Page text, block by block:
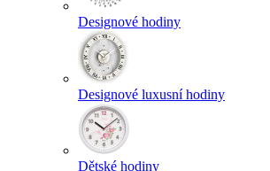
Designové hodiny
Designové luxusní hodiny
Dětské hodiny